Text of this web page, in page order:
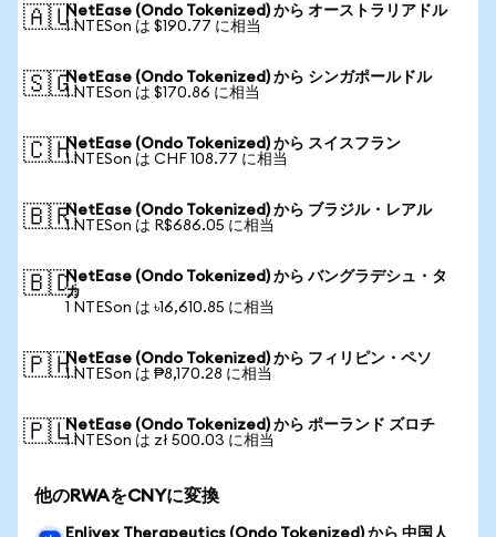
🇦🇺NetEase (Ondo Tokenized) から オーストラリアドル
1 NTESon は $190.77 に相当
🇸🇬NetEase (Ondo Tokenized) から シンガポールドル
1 NTESon は $170.86 に相当
🇨🇭NetEase (Ondo Tokenized) から スイスフラン
1 NTESon は CHF 108.77 に相当
🇧🇷NetEase (Ondo Tokenized) から ブラジル・レアル
1 NTESon は R$686.05 に相当
🇧🇩NetEase (Ondo Tokenized) から バングラデシュ・タ
カ
1 NTESon は ৳16,610.85 に相当
🇵🇭NetEase (Ondo Tokenized) から フィリピン・ペソ
1 NTESon は ₱8,170.28 に相当
🇵🇱NetEase (Ondo Tokenized) から ポーランド ズロチ
1 NTESon は zł 500.03 に相当
他のRWAをCNYに変換
Enlivex Therapeutics (Ondo Tokenized) から 中国人